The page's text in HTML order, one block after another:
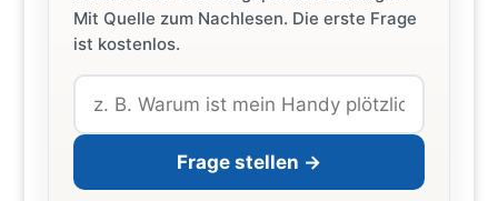
Mit Quelle zum Nachlesen. Die erste Frage
ist kostenlos.
Frage stellen →